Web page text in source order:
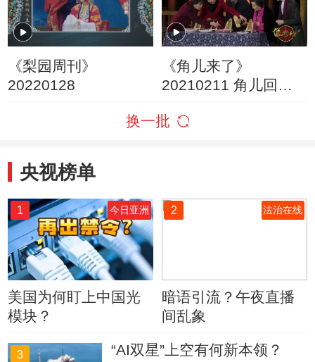
《梨园周刊》
20220128
《角儿来了》
20210211 角儿回来
换一批
央视榜单
1 今日亚洲
美国为何盯上中国光
模块？
2 法治在线
暗语引流？午夜直播
间乱象
3 “AI双星”上空有何新本领？